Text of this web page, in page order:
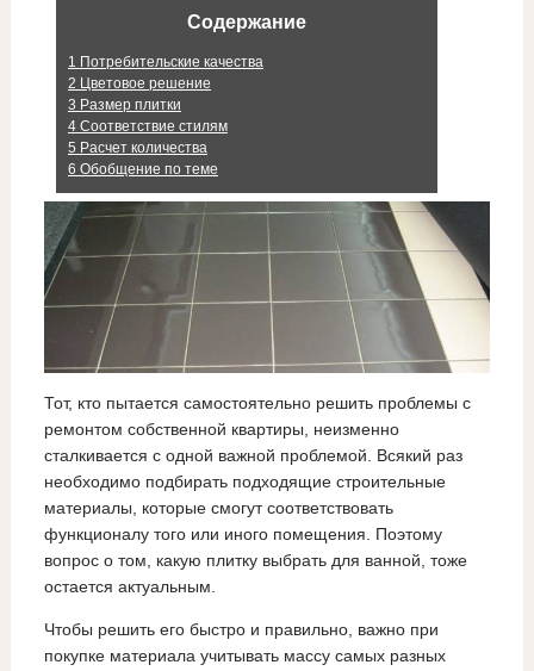
Содержание
1 Потребительские качества
2 Цветовое решение
3 Размер плитки
4Соответствие стилям
5 Расчет количества
6 Обобщение по теме
Тот, кто пытается самостоятельно решить проблемы с
ремонтом собственной квартиры, неизменно
сталкивается с одной важной проблемой. Всякий раз
необходимо подбирать подходящие строительные
материалы, которые смогут соответствовать
функционалу того или иного помещения. Поэтому
вопрос о том, какую плитку выбрать для ванной, тоже
остается актуальным.
Чтобы решить его быстро и правильно, важно при
покупке материала учитывать массу самых разных